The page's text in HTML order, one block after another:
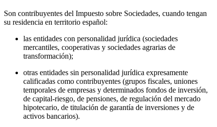
Son contribuyentes del Impuesto sobre Sociedades, cuando tengan
su residencia en territorio español:
las entidades con personalidad jurídica (sociedades
mercantiles, cooperativas y sociedades agrarias de
transformación);
otras entidades sin personalidad jurídica expresamente
calificadas como contribuyentes (grupos fiscales, uniones
temporales de empresas y determinados fondos de inversión,
de capital-riesgo, de pensiones, de regulación del mercado
hipotecario, de titulación de garantía de inversiones y de
activos bancarios).